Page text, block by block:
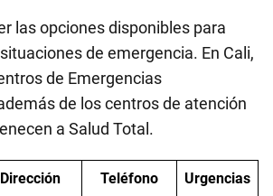
las opciones disponibles para
de emergencia. En Cali,
de Emergencias
de los centros de atención
a Salud Total.
Dirección Teléfono Urgencias